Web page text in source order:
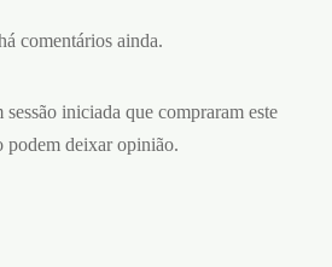
comentários ainda.
iniciada que compraram este
podem deixar opinião.